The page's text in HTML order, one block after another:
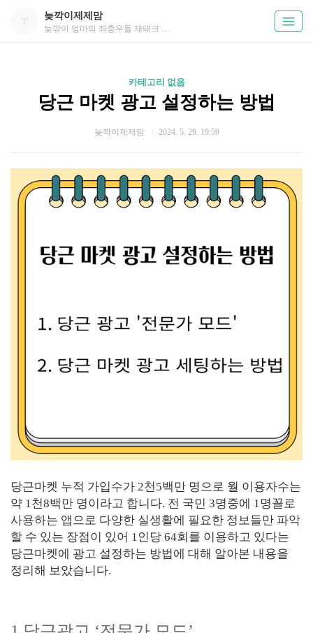
늦깍이제제맘
늦깎이 엄마의 좌충우돌 재태크 성공기
카테고리 없음
당근 마켓 광고 설정하는 방법
늦깍이제제맘 2024. 5. 29. 19:59
당근마켓 누적 가입수가 2천5백만 명으로 월 이용자수는
약 1천8백만 명이라고 합니다. 전 국민 3명중에 1명꼴로
사용하는 앱으로 다양한 실생활에 필요한 정보들만 파악
할 수 있는 장점이 있어 1인당 64회를 이용하고 있다는
당근마켓에 광고 설정하는 방법에 대해 알아본 내용을
정리해 보았습니다.